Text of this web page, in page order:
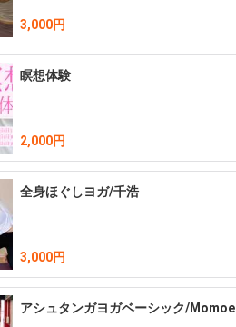
3,000円
瞑想体験
2,000円
全身ほぐしヨガ/千浩
3,000円
アシュタンガヨガベーシック/Momoe